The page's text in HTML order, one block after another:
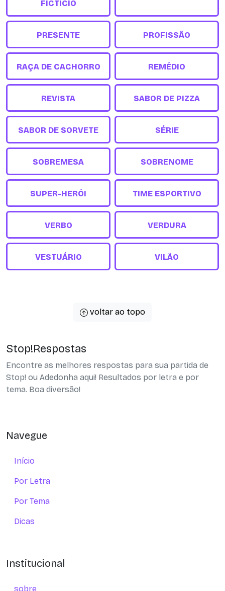
FICTÍCIO
PRESENTE PROFISSÃO
RAÇA DE CACHORRO REMÉDIO
REVISTA SABOR DE PIZZA
SABOR DE SORVETE SÉRIE
SOBREMESA SOBRENOME
SUPER-HERÓI TIME ESPORTIVO
VERBO VERDURA
VESTUÁRIO VILÃO
voltar ao topo
Stop!Respostas
Encontre as melhores respostas para sua partida de
Stop! ou Adedonha aqui! Resultados por letra e por
tema. Boa diversão!
Navegue
Início
Por Letra
Por Tema
Dicas
Institucional
sobre